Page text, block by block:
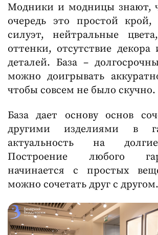
Модники и модницы знают,
очередь это простой крой,
силуэт, нейтральные
оттенки, отсутствие
деталей. База –
можно доигрывать
чтобы совсем не было скучно.
База дает основу основ
другими изделиями в
актуальность на
Построение любого
начинается с простых
можно сочетать друг с другом.